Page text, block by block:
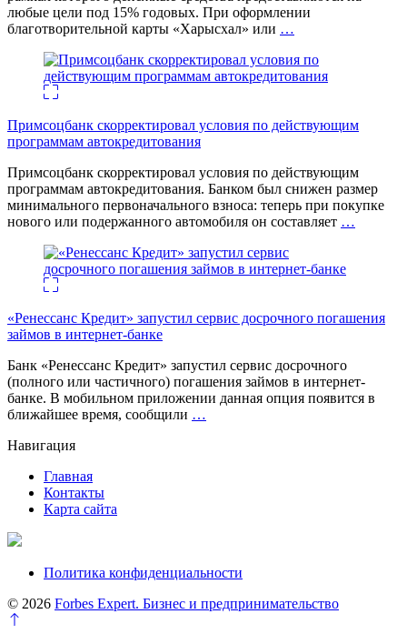
любые цели под 15% годовых. При оформлении
благотворительной карты «Харысхал» или …
Примсоцбанк скорректировал условия по действующим
программам автокредитования
Примсоцбанк скорректировал условия по действующим
программам автокредитования. Банком был снижен размер
минимального первоначального взноса: теперь при покупке
нового или подержанного автомобиля он составляет …
«Ренессанс Кредит» запустил сервис досрочного погашения
займов в интернет-банке
Банк «Ренессанс Кредит» запустил сервис досрочного
(полного или частичного) погашения займов в интернет-
банке. В мобильном приложении данная опция появится в
ближайшее время, сообщили …
Навигация
Главная
Контакты
Карта сайта
Политика конфиденциальности
© 2026 Forbes Expert. Бизнес и предпринимательство
Перейти